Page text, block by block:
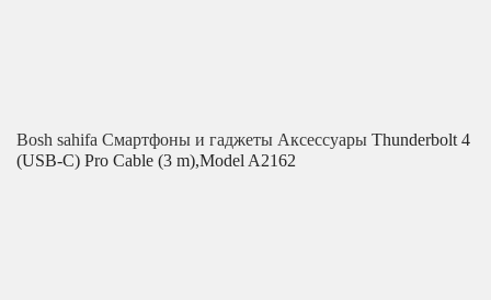
Bosh sahifa Смартфоны и гаджеты Аксессуары Thunderbolt 4
(USB‑C) Pro Cable (3 m),Model A2162